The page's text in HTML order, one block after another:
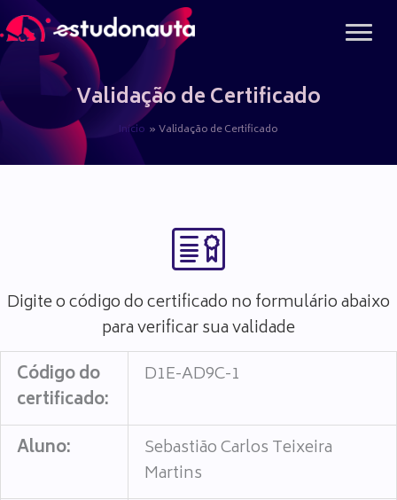
para
conteúdoValidação de Certificado
Início Validação de Certificado
Digite o código do certificado no formulário abaixo
para verificar sua validade
Código do
certificado:
D1E-AD9C-1
Aluno:
Sebastião Carlos Teixeira
Martins